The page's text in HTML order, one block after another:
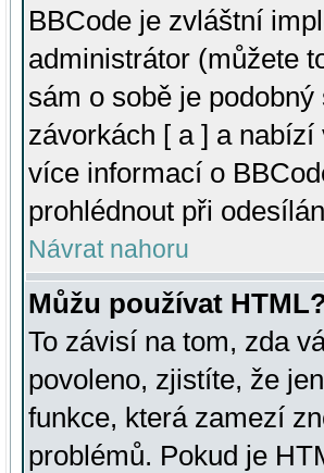
BBCode je zvláštní
administrátor (můžete
sám o sobě je
závorkách [ a ] a
více informací o
prohlédnout při
Návrat nahoru
Můžu používat
To závisí na tom, zda
povoleno, zjistíte, že
funkce, která zamezí
problémů. Pokud je